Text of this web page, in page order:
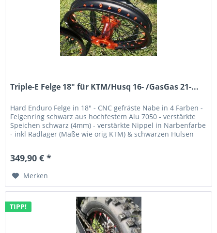
Triple-E Felge 18" für KTM/Husq 16- /GasGas 21-...
Hard Enduro Felge in 18" - CNC gefräste Nabe in 4 Farben -
Felgenring schwarz aus hochfestem Alu 7050 - verstärkte
Speichen schwarz (4mm) - verstärkte Nippel in Narbenfarbe
- inkl Radlager (Maße wie orig KTM) & schwarzen Hülsen
349,90 € *
Merken
TIPP!